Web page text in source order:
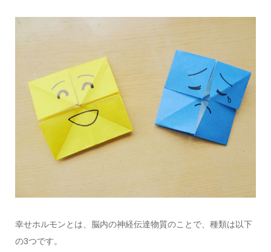
幸せホルモンとは、脳内の神経伝達物質のことで、種類は以下
の3つです。